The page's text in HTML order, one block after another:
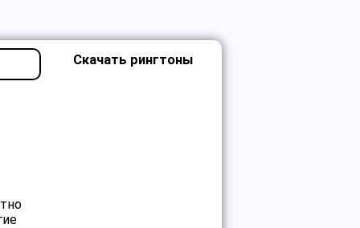
Скачать рингтоны